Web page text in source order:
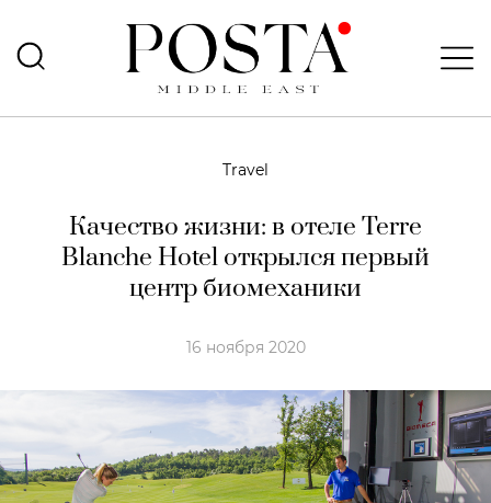
Travel
Качество жизни: в отеле Terre
Blanche Hotel открылся первый
центр биомеханики
16 ноября 2020